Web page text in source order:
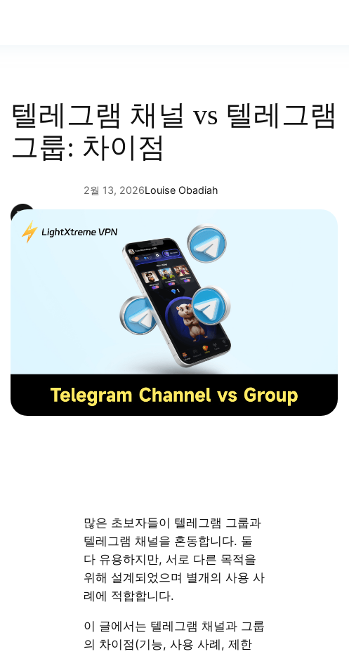
텔레그램 채널 vs 텔레그램
그룹: 차이점
2월 13, 2026Louise Obadiah
많은 초보자들이 텔레그램 그룹과
텔레그램 채널을 혼동합니다. 둘
다 유용하지만, 서로 다른 목적을
위해 설계되었으며 별개의 사용 사
례에 적합합니다.
이 글에서는 텔레그램 채널과 그룹
의 차이점(기능, 사용 사례, 제한